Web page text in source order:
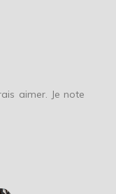
aimer. Je note